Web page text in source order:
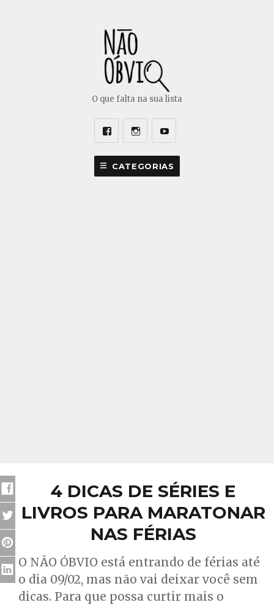
O que falta na sua lista
CATEGORIAS
4 DICAS DE SÉRIES E
LIVROS PARA MARATONAR
NAS FÉRIAS
O NÃO ÓBVIO está entrando de férias até
o dia 09/02, mas não vai deixar você sem
dicas. Para que possa curtir mais o